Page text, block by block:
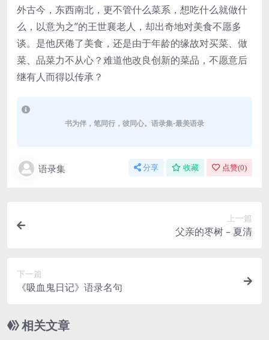
外古今，东西南北，更不管什么菜系，想吃什么就做什
么，以意为之”的王世襄老人，却出奇地对美食不愿多
谈。是他厌倦了美食，还是由于年龄的缘故对买菜、做
菜、品菜力不从心？难道他改良创新的菜品，不愿意后
继有人而得以传承？
书为伴，笔同行，彼同心。语录集-最美语录
语录集 分享 收藏 点赞(0)
上一篇
父亲的枣树 – 夏清
下一篇
《吸血鬼日记》语录名句
相关文章